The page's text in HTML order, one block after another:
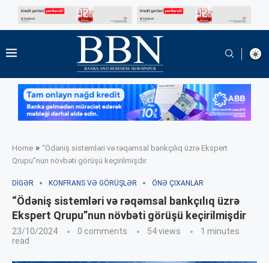
Home » “Ödəniş sistemləri və rəqəmsal bankçılıq üzrə Ekspert
Qrupu”nun növbəti görüşü keçirilmişdir
DIGƏR KONFRANS VƏ GÖRÜŞLƏR ÖNƏ ÇIXANLAR
“Ödəniş sistemləri və rəqəmsal bankçılıq üzrə
Ekspert Qrupu”nun növbəti görüşü keçirilmişdir
23/10/2024 0 comments 54views
1 minutes
read